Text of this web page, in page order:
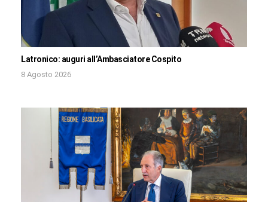
Latronico: auguri all’Ambasciatore Cospito
8 Agosto 2026